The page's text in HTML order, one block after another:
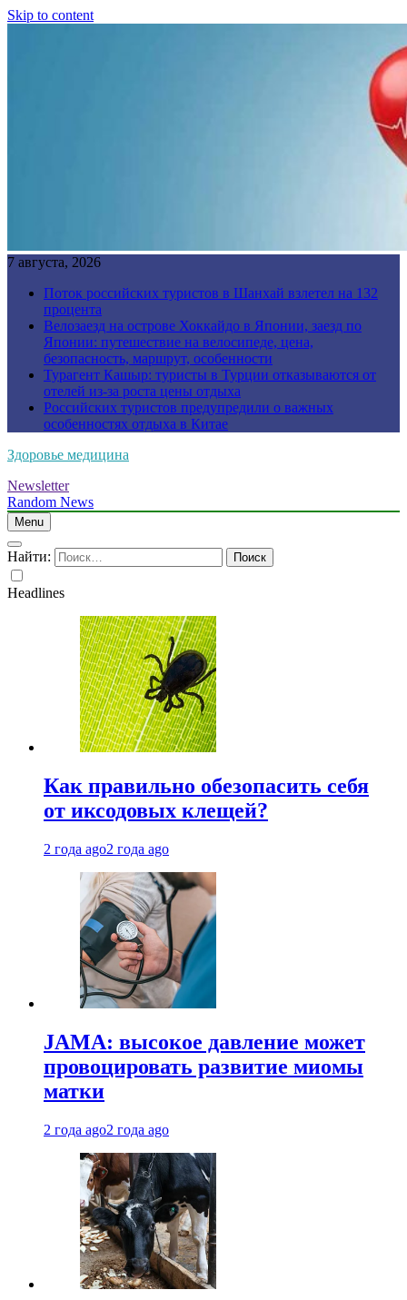
Skip to content
7 августа, 2026
Поток российских туристов в Шанхай взлетел на 132
процента
Велозаезд на острове Хоккайдо в Японии, заезд по
Японии: путешествие на велосипеде, цена,
безопасность, маршрут, особенности
Турагент Кашыр: туристы в Турции отказываются от
отелей из-за роста цены отдыха
Российских туристов предупредили о важных
особенностях отдыха в Китае
Здоровье медицина
Newsletter
Random News
Menu
Найти:
Headlines
Как правильно обезопасить себя
от иксодовых клещей?
2 года ago2 года ago
JAMA: высокое давление может
провоцировать развитие миомы
матки
2 года ago2 года ago